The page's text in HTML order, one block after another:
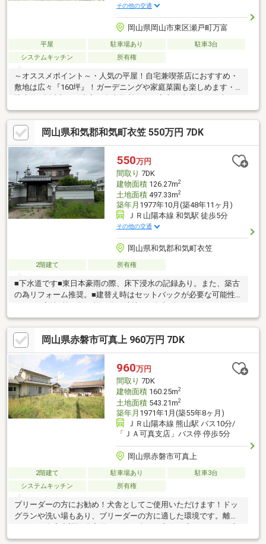
その他の交通
岡山県岡山市東区瀬戸町万富
平屋 駐車場あり
駐車3台
システムキッチン
所有権
～オススメポイント～・人気の平屋！自宅兼喫茶店におすすめ・
敷地は広々『160坪』！ガーデニングや家庭菜園も楽しめます・
で明るい住まい ～周辺環境～・『千種小』徒歩10分！お子様も安
心な通学距離・『JR万富駅』徒歩2分！通勤・通学にも便利な立
地※築年数不詳(順次増築をされているため、詳細不明)※
岡山県和気郡和気町衣笠 550万円 7DK
550万円
間取り 7DK
建物面積126.27m2
土地面積497.33m2
築年月 1977年10月(築48年11ヶ月)
ＪＲ山陽本線 和気駅 徒歩5分
その他の交通
岡山県和気郡和気町衣笠
2階建て 所有権
■下水道です■東日本豪雨の際、床下浸水の記録あり。また、築古
の為リフォーム推奨。■建替え時はセットバックが必要な可能性
岡山県赤磐市可真上 960万円 7DK
960万円
間取り 7DK
建物面積160.25m2
土地面積543.21m2
築年月 1971年1月(築55年8ヶ月)
ＪＲ山陽本線 熊山駅 バス10分/
「ＪＡ可真支店」バス停 停歩5分
岡山県赤磐市可真上
2階建て 駐車場あり
駐車3台
システムキッチン
所有権
ブリーダーの方にお勧め！犬舎としてご使用いただけます！ドッ
グランや洗い場もあり、ブリーダーの方に適した環境です。離れ
があります付属建物：木造かわらぶき平家建の物置あり(30.04